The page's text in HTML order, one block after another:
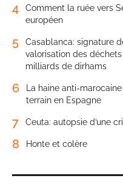
4
Comment la ruée vers
européen
5
Casablanca: signature
valorisation des
milliards de dirhams
6
La haine anti-
terrain en Espagne
7 Ceuta: autopsie d’une
8 Honte et colère